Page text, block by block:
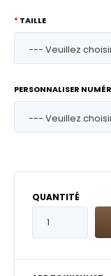
TAILLE
PERSONNALISER
QUANTITÉ